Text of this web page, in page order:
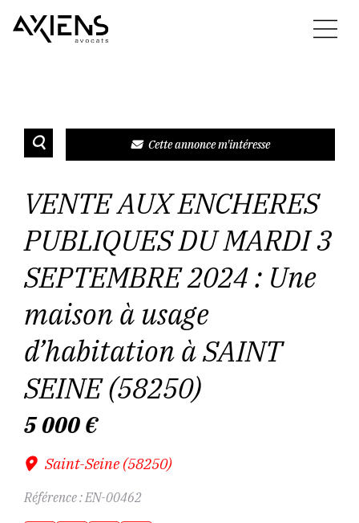
Cette annonce m'intéresse
VENTE AUX ENCHERES
PUBLIQUES DU MARDI 3
SEPTEMBRE 2024 : Une
maison à usage
d’habitation à SAINT
SEINE (58250)
5 000€
Saint-Seine (58250)
Référence :EN-00462